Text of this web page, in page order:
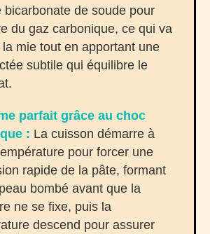
bicarbonate de soude pour
du gaz carbonique, ce qui va
mie tout en apportant une
subtile qui équilibre le
parfait grâce au choc
: La cuisson démarre à
pour forcer une
rapide de la pâte, formant
bombé avant que la
ne se fixe, puis la
descend pour assurer